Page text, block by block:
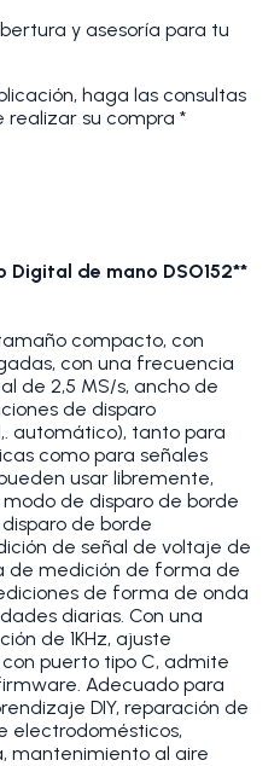
y asesoría para tu
haga las consultas
su compra *
Digital de mano DSO152**
compacto, con
con una frecuencia
de 2,5 MS/s, ancho de
de disparo
automático), tanto para
como para señales
usar libremente,
de disparo de borde
de borde
de señal de voltaje de
de medición de forma de
de forma de onda
diarias. Con una
de 1KHz, ajuste
puerto tipo C, admite
Adecuado para
DIY, reparación de
electrodomésticos,
mantenimiento al aire